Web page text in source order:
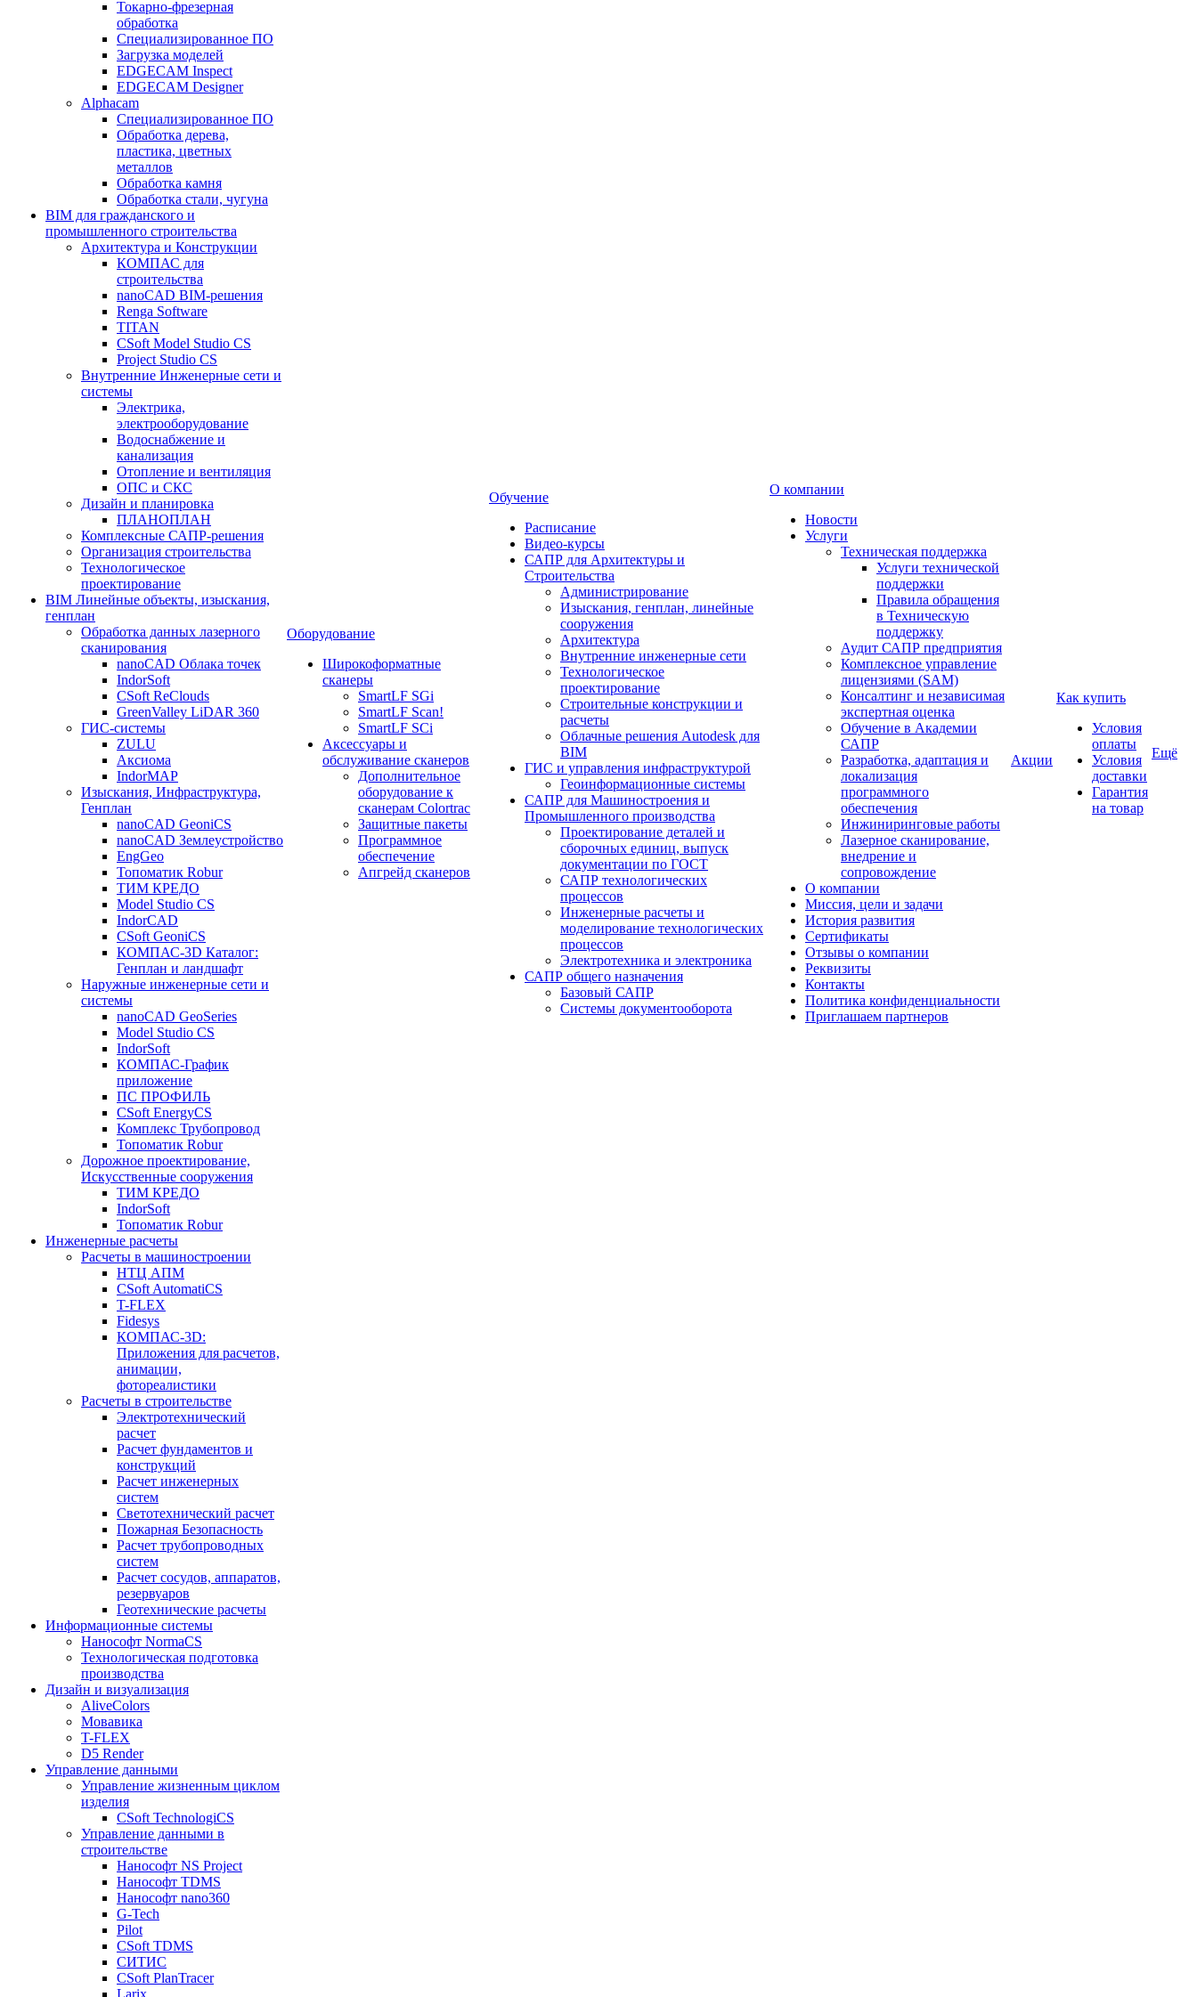
Токарно-фрезерная
обработка
Специализированное ПО
Загрузка моделей
EDGECAM Inspect
EDGECAM Designer
Alphacam
Специализированное ПО
Обработка дерева,
пластика, цветных
металлов
Обработка камня
Обработка стали, чугуна
BIM для гражданского и
промышленного строительства
Архитектура и Конструкции
КОМПАС для
строительства
nanoCAD BIM-решения
Renga Software
TITAN
CSoft Model Studio CS
Project Studio CS
Внутренние Инженерные сети и
системы
Электрика,
электрооборудование
Водоснабжение и
канализация
Отопление и вентиляция
ОПС и СКС
Дизайн и планировка
ПЛАНОПЛАН
Комплексные САПР-решения
Организация строительства
Технологическое
проектирование
BIM Линейные объекты, изыскания,
генплан
Обработка данных лазерного
сканирования
nanoCAD Облака точек
IndorSoft
CSoft ReClouds
GreenValley LiDAR 360
ГИС-системы
ZULU
Аксиома
IndorMAP
Изыскания, Инфраструктура,
Генплан
nanoCAD GeoniCS
nanoCAD Землеустройство
EngGeo
Топоматик Robur
ТИМ КРЕДО
Model Studio CS
IndorCAD
CSoft GeoniCS
КОМПАС-3D Каталог:
Генплан и ландшафт
Наружные инженерные сети и
системы
nanoCAD GeoSeries
Model Studio CS
IndorSoft
КОМПАС-График
приложение
ПС ПРОФИЛЬ
CSoft EnergyCS
Комплекс Трубопровод
Топоматик Robur
Дорожное проектирование,
Искусственные сооружения
ТИМ КРЕДО
IndorSoft
Топоматик Robur
Инженерные расчеты
Расчеты в машиностроении
НТЦ АПМ
CSoft AutomatiCS
T-FLEX
Fidesys
КОМПАС-3D:
Приложения для расчетов,
анимации,
фотореалистики
Расчеты в строительстве
Электротехнический
расчет
Расчет фундаментов и
конструкций
Расчет инженерных
систем
Светотехнический расчет
Пожарная Безопасность
Расчет трубопроводных
систем
Расчет сосудов, аппаратов,
резервуаров
Геотехнические расчеты
Информационные системы
Нанософт NormaCS
Технологическая подготовка
производства
Дизайн и визуализация
AliveColors
Мовавика
T-FLEX
D5 Render
Управление данными
Управление жизненным циклом
изделия
CSoft TechnologiCS
Управление данными в
строительстве
Нанософт NS Project
Нанософт TDMS
Нанософт nano360
G-Tech
Pilot
CSoft TDMS
СИТИС
CSoft PlanTracer
Larix
Оборудование
Широкоформатные
сканеры
SmartLF SGi
SmartLF Scan!
SmartLF SCi
Аксессуары и
обслуживание сканеров
Дополнительное
оборудование к
сканерам Colortrac
Защитные пакеты
Программное
обеспечение
Апгрейд сканеров
Обучение
Расписание
Видео-курсы
САПР для Архитектуры и
Строительства
Администрирование
Изыскания, генплан, линейные
сооружения
Архитектура
Внутренние инженерные сети
Технологическое
проектирование
Строительные конструкции и
расчеты
Облачные решения Autodesk для
BIM
ГИС и управления инфраструктурой
Геоинформационные системы
САПР для Машиностроения и
Промышленного производства
Проектирование деталей и
сборочных единиц, выпуск
документации по ГОСТ
САПР технологических
процессов
Инженерные расчеты и
моделирование технологических
процессов
Электротехника и электроника
САПР общего назначения
Базовый САПР
Системы документооборота
О компании
Новости
Услуги
Техническая поддержка
Услуги технической
поддержки
Правила обращения
в Техническую
поддержку
Аудит САПР предприятия
Комплексное управление
лицензиями (SAM)
Консалтинг и независимая
экспертная оценка
Обучение в Академии
САПР
Разработка, адаптация и
локализация
программного
обеспечения
Инжиниринговые работы
Лазерное сканирование,
внедрение и
сопровождение
О компании
Миссия, цели и задачи
История развития
Сертификаты
Отзывы о компании
Реквизиты
Контакты
Политика конфиденциальности
Приглашаем партнеров
Акции
Как купить
Условия
оплаты
Условия
доставки
Гарантия
на товар
Ещё